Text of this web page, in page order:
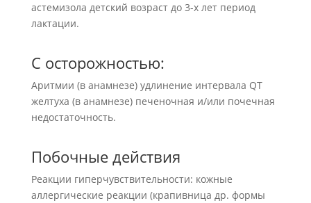
астемизола детский возраст до 3-х лет период
лактации.
С осторожностью:
Аритмии (в анамнезе) удлинение интервала QT
желтуха (в анамнезе) печеночная и/или почечная
недостаточность.
Побочные действия
Реакции гиперчувствительности: кожные
аллергические реакции (крапивница др. формы